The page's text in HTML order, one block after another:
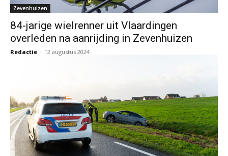
Zevenhuizen
84-jarige wielrenner uit Vlaardingen
overleden na aanrijding in Zevenhuizen
Redactie - 12 augustus 2024